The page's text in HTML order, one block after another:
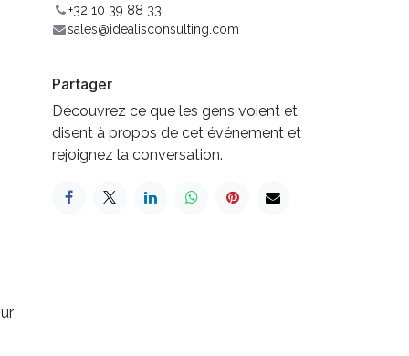
+32 10 39 88 33
sales@idealisconsulting.com
Partager
Découvrez ce que les gens voient et
disent à propos de cet événement et
rejoignez la conversation.